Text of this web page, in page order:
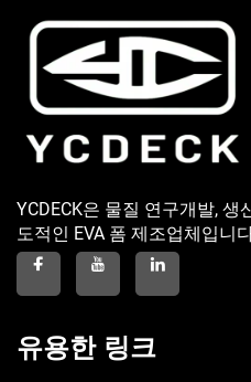
YCDECK은 물질 연구개발,
도적인 EVA 폼 제조업체입니
유용한 링크